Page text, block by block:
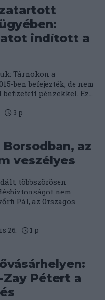
indított a
Tárnokon a
ben befejezték, de nem
pénzekkel. Ez...
3 p
az
veszélyes
többszörösen
nem
Pál, az Országos
26. 1 p
Pétert a